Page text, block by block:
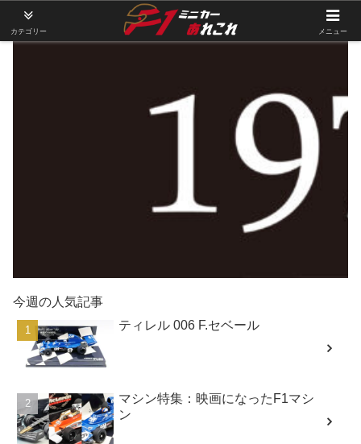
今週の人気記事
ティレル 006 F.セベール
マシン特集：映画になったF1マシ
ン
カテゴリー メニュー